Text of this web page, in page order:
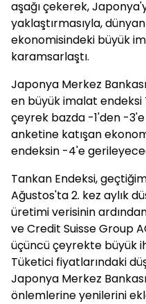
aşağı çekerek,
yaklaştırmasıyla,
ekonomisindeki büyük
karamsarlaştı.
Japonya Merkez
en büyük imalat endeksi
çeyrek bazda -1'den -
anketine katışan
endeksin -4'e
Tankan Endeksi,
Ağustos'ta 2. kez aylık
üretimi verisinin
ve Credit Suisse Group
üçüncü çeyrekte büyük
Tüketici fiyatlarındaki
Japonya Merkez
önlemlerine yenilerini